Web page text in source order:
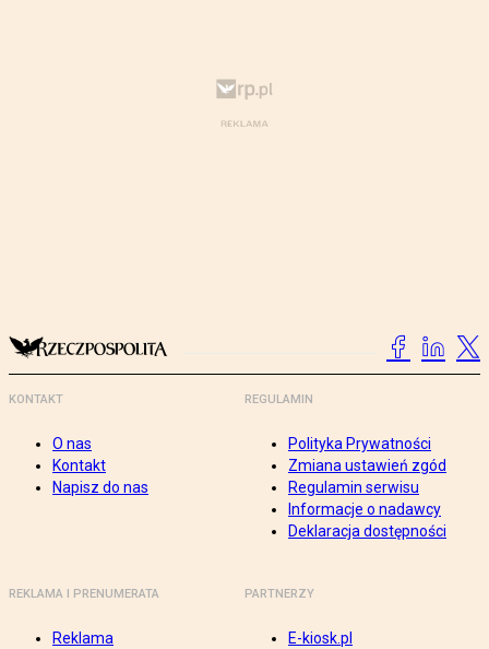
KONTAKT
O nas
Kontakt
Napisz do nas
REGULAMIN
Polityka Prywatności
Zmiana ustawień zgód
Regulamin serwisu
Informacje o nadawcy
Deklaracja dostępności
REKLAMA I PRENUMERATA
Reklama
PARTNERZY
E-kiosk.pl